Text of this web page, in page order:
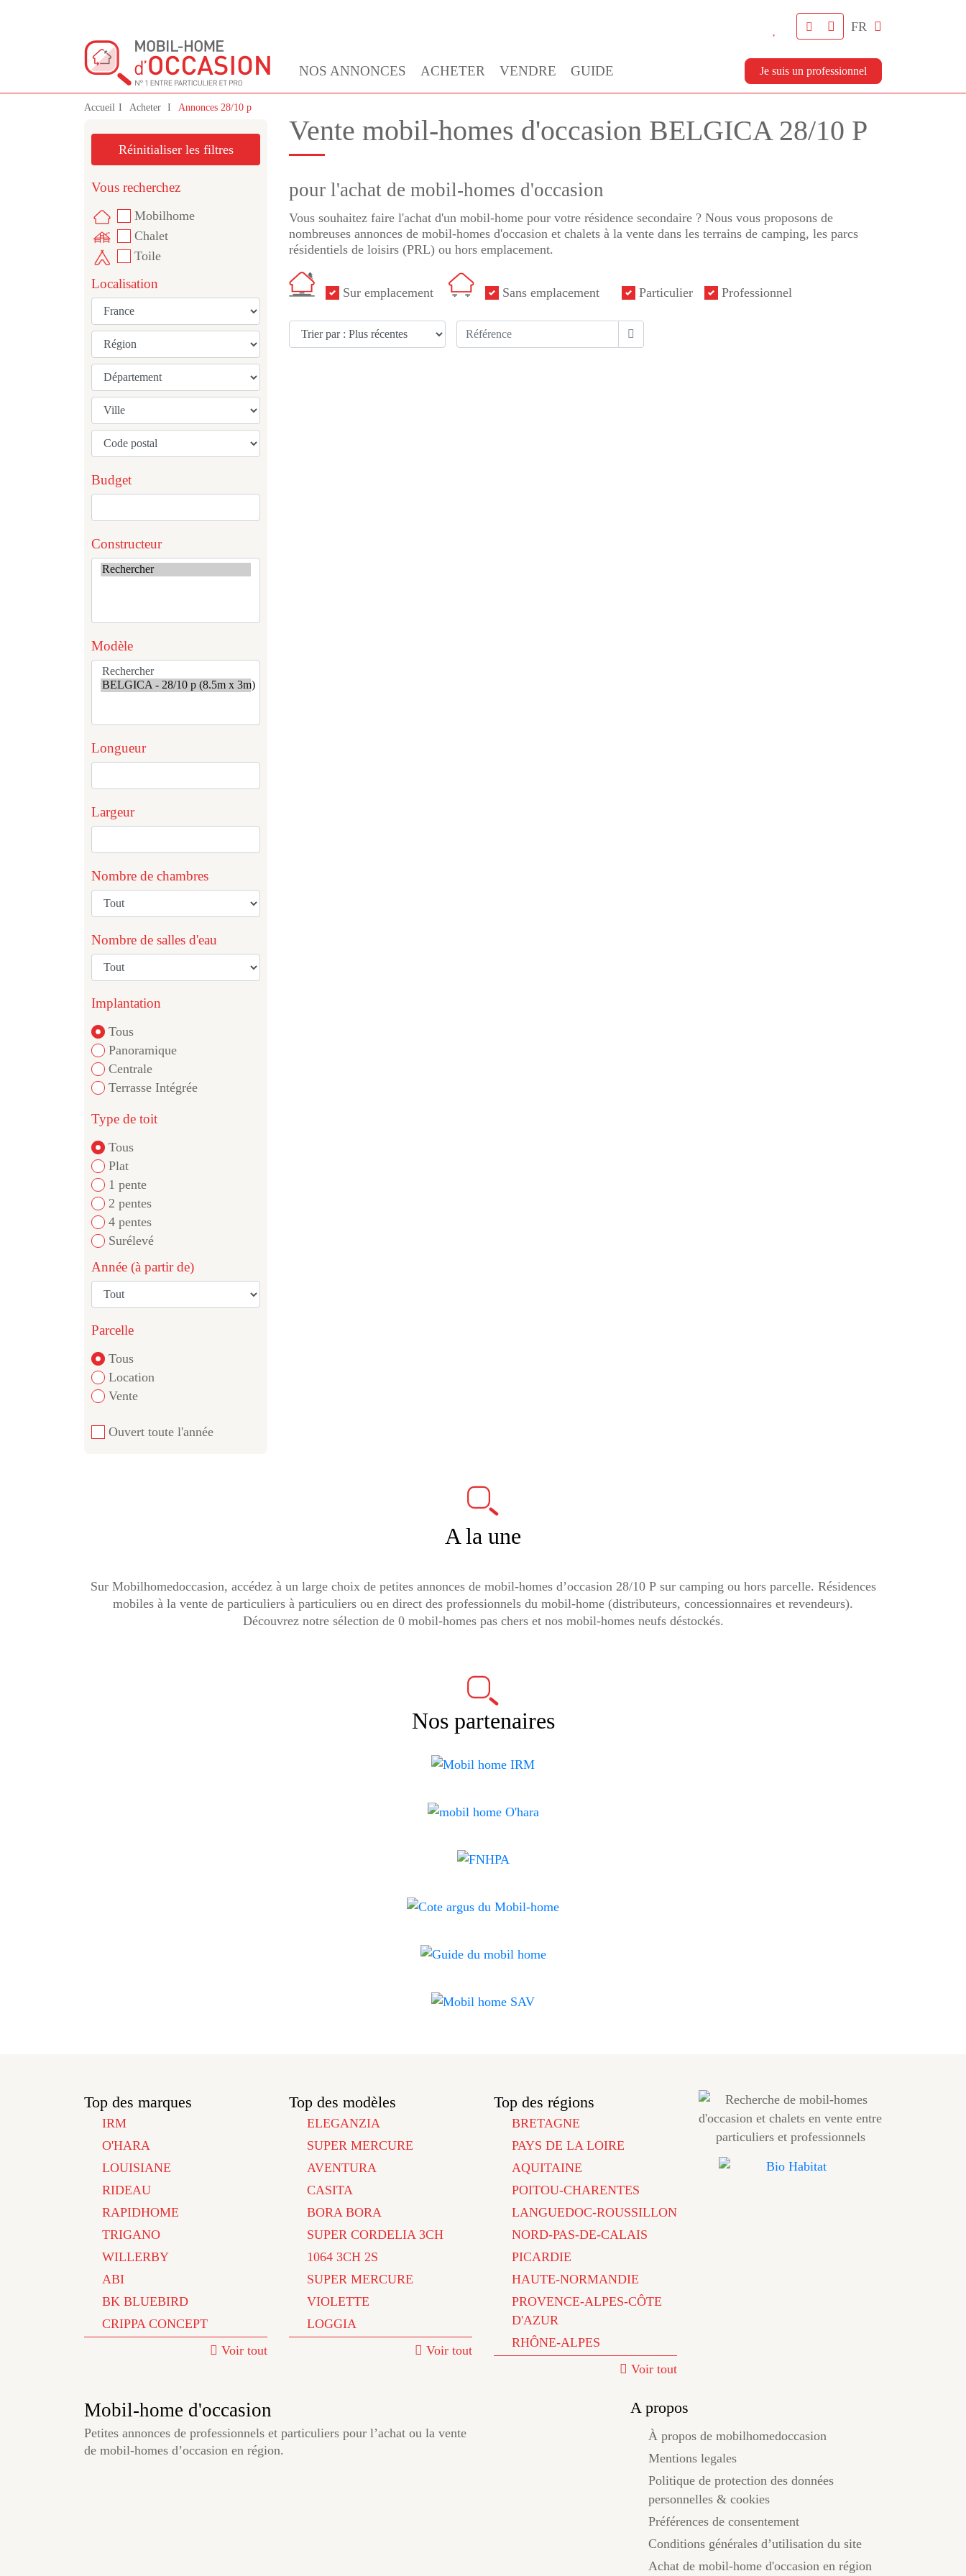
FR
NOS ANNONCES ACHETER VENDRE GUIDE Je suis un professionnel
Accueil Acheter Annonces 28/10 p
Réinitialiser les filtres
Vous recherchez
Mobilhome
Chalet
Toile
Localisation
Budget
Constructeur
Modèle
Longueur
Largeur
Nombre de chambres
Nombre de salles d'eau
Implantation
Tous
Panoramique
Centrale
Terrasse Intégrée
Type de toit
Tous
Plat
1 pente
2 pentes
4 pentes
Surélevé
Année (à partir de)
Parcelle
Tous
Location
Vente
Ouvert toute l'année
Vente mobil-homes d'occasion BELGICA 28/10 P
pour l'achat de mobil-homes d'occasion
Vous souhaitez faire l'achat d'un mobil-home pour votre résidence secondaire ? Nous vous proposons de
nombreuses annonces de mobil-homes d'occasion et chalets à la vente dans les terrains de camping, les parcs
résidentiels de loisirs (PRL) ou hors emplacement.
Sur emplacement Sans emplacement Particulier Professionnel
A la une
Sur Mobilhomedoccasion, accédez à un large choix de petites annonces de mobil-homes d’occasion 28/10 P sur camping ou hors parcelle. Résidences
mobiles à la vente de particuliers à particuliers ou en direct des professionnels du mobil-home (distributeurs, concessionnaires et revendeurs).
Découvrez notre sélection de 0 mobil-homes pas chers et nos mobil-homes neufs déstockés.
Nos partenaires
Top des marques
IRM
O'HARA
LOUISIANE
RIDEAU
RAPIDHOME
TRIGANO
WILLERBY
ABI
BK BLUEBIRD
CRIPPA CONCEPT
Voir tout
Top des modèles
ELEGANZIA
SUPER MERCURE
AVENTURA
CASITA
BORA BORA
SUPER CORDELIA 3CH
1064 3CH 2S
SUPER MERCURE
VIOLETTE
LOGGIA
Voir tout
Top des régions
BRETAGNE
PAYS DE LA LOIRE
AQUITAINE
POITOU-CHARENTES
LANGUEDOC-ROUSSILLON
NORD-PAS-DE-CALAIS
PICARDIE
HAUTE-NORMANDIE
PROVENCE-ALPES-CÔTE
D'AZUR
RHÔNE-ALPES
Voir tout
Mobil-home d'occasion
Petites annonces de professionnels et particuliers pour l’achat ou la vente
de mobil-homes d’occasion en région.
A propos
À propos de mobilhomedoccasion
Mentions legales
Politique de protection des données
personnelles & cookies
Préférences de consentement
Conditions générales d’utilisation du site
Achat de mobil-home d'occasion en région